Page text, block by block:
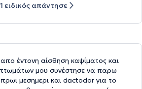
1 ειδικός απάντησε
έντονη αίσθηση καψίματος και
μου συνέστησε να παρω
μεσημερι και dactodor για το